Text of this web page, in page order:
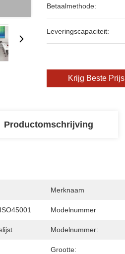
Betaalmethode:
Leveringscapaciteit:
Krijg Beste Prijs
Productomschrijving
Merknaam
Modelnummer
Modelnummer:
Grootte: